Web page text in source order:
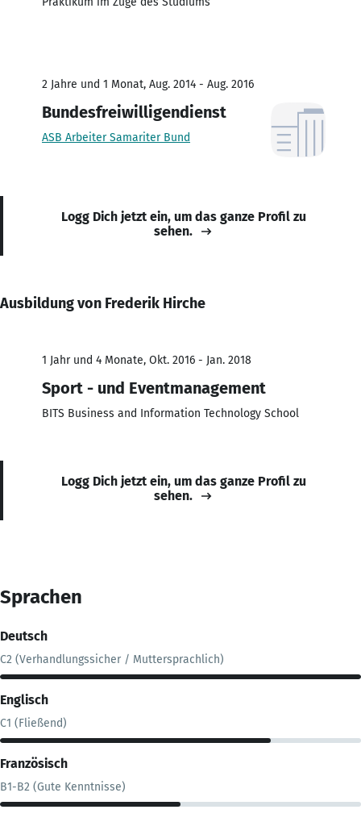
2 Jahre und 1 Monat, Aug. 2014 - Aug. 2016
Bundesfreiwilligendienst
ASB Arbeiter Samariter Bund
Logg Dich jetzt ein, um das ganze Profil zu
sehen.
Ausbildung von Frederik Hirche
1 Jahr und 4 Monate, Okt. 2016 - Jan. 2018
Sport - und Eventmanagement
BITS Business and Information Technology School
Logg Dich jetzt ein, um das ganze Profil zu
sehen.
Sprachen
Deutsch
C2 (Verhandlungssicher / Muttersprachlich)
Englisch
C1 (Fließend)
Französisch
B1-B2 (Gute Kenntnisse)